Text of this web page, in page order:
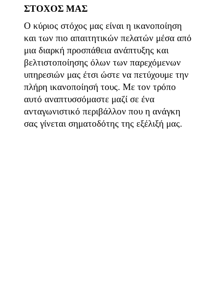
ΣΤΟΧΟΣ ΜΑΣ
Ο κύριος στόχος μας είναι η ικανοποίηση
και των πιο απαιτητικών πελατών μέσα από
μια διαρκή προσπάθεια ανάπτυξης και
βελτιστοποίησης όλων των παρεχόμενων
υπηρεσιών μας έτσι ώστε να πετύχουμε την
πλήρη ικανοποίησή τους. Με τον τρόπο
αυτό αναπτυσσόμαστε μαζί σε ένα
ανταγωνιστικό περιβάλλον που η ανάγκη
σας γίνεται σηματοδότης της εξέλιξή μας.